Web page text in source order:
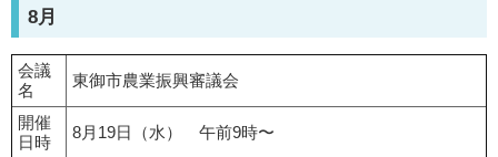
8月
会議
名
東御市農業振興審議会
開催
日時
8月19日（水） 午前9時〜